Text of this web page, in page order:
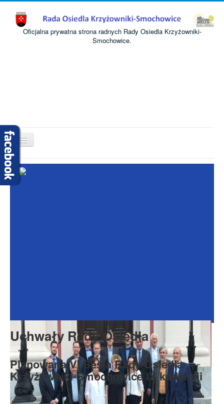
Oficjalna prywatna strona radnych Rady Osiedla Krzyżowniki-
Smochowice.
Przełącz
nawigację
Start
O nas
Rada Seniorów
Uchwały Rady Osiedla
Planowana VI Sesja Rady Osiedla
Krzyżowniki-Smochowice IX kadencji